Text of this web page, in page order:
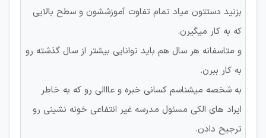
بزنید دستتون میاد تمام تفاوت آموزششون و سطح بالایی
که به کار میگیرن.
و متاسفانه هر سال هم باید توانایی بیشتر از سال گذشته رو
به کار ببرن.
به شخصه میشناسم کسانی خبره و عااالی رو که به خاطر
ایراد های الکی مسئول مدرسه غیر انتفاعی خونه نشینی رو
ترجیح دادن.